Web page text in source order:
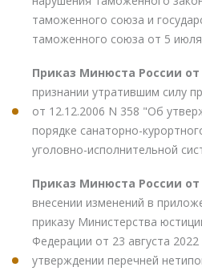
таможенного союза и
таможенного союза от 5
Приказ Минюста России от
признании утратившим силу
от 12.12.2006 N 358 "Об
порядке санаторно-
уголовно-исполнительной
Приказ Минюста России от
внесении изменений в
приказу Министерства
Федерации от 23 августа
утверждении перечней